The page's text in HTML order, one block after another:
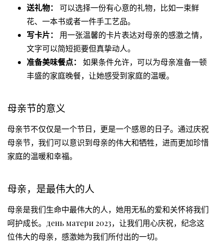
送礼物：
可以选择一份有心意的礼物，比如一束鲜
花、一本书或者一件手工艺品。
写卡片：
用一张温馨的卡片表达对母亲的感激之情，
文字可以简短扼要但真挚动人。
准备美味餐点：
如果条件允许，可以为母亲准备一顿
丰盛的家庭晚餐，让她感受到家庭的温暖。
母亲节的意义
母亲节不仅仅是一个节日，更是一个感恩的日子。通过庆祝
母亲节，我们可以意识到母亲的伟大和牺牲，进而更加珍惜
家庭的温暖和幸福。
母亲，是最伟大的人
母亲是我们生命中最伟大的人，她用无私的爱和关怀将我们
呵护成长。день матери 2023，让我们用心庆祝，纪念这
位伟大的母亲，感激她为我们所付出的一切。